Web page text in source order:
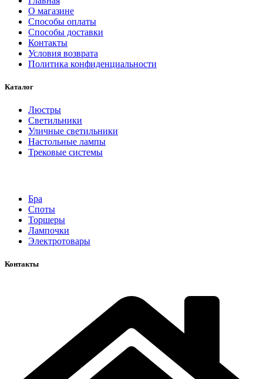
О магазине
Способы оплаты
Способы доставки
Контакты
Условия возврата
Политика конфиденциальности
Каталог
Люстры
Светильники
Уличные светильники
Настольные лампы
Трековые системы
Бра
Споты
Торшеры
Лампочки
Электротовары
Контакты